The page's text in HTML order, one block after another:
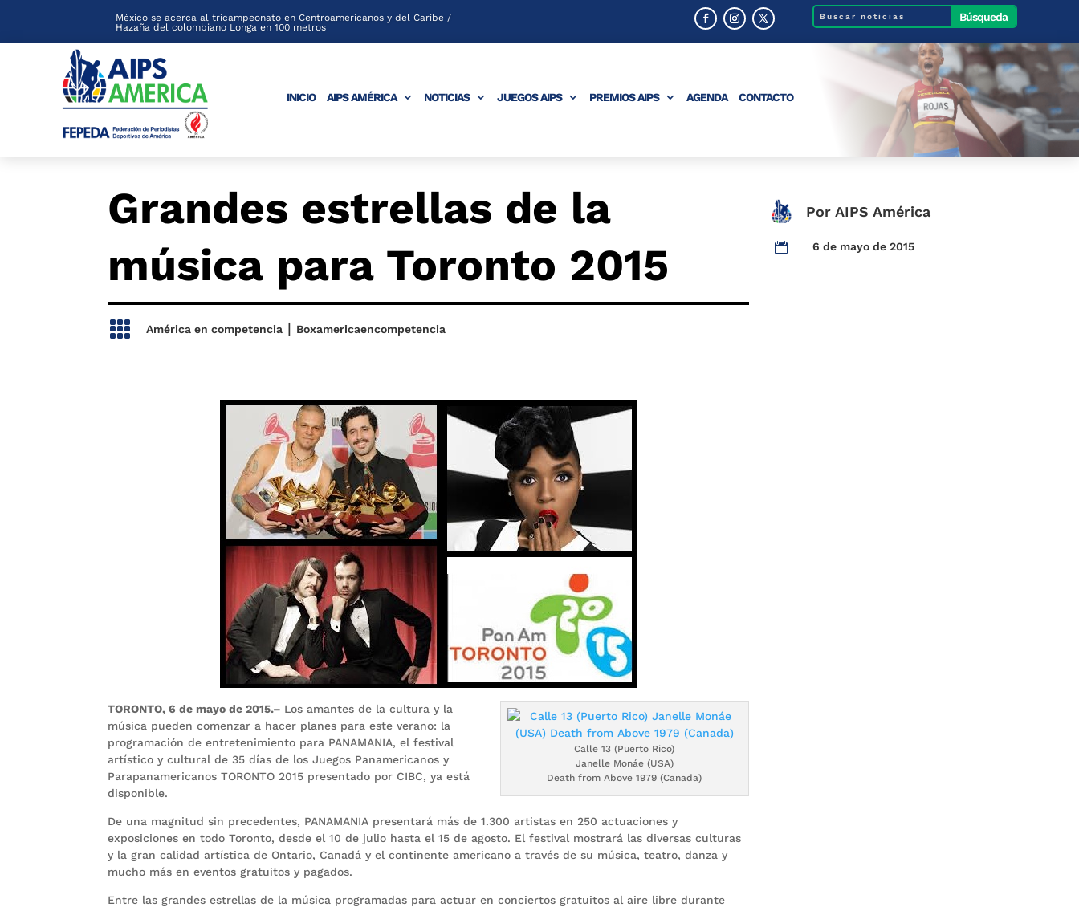
México se acerca al tricampeonato en Centroamericanos y del Caribe /
Hazaña del colombiano Longa en 100 metros
INICIO AIPS AMÉRICA NOTICIAS JUEGOS AIPS PREMIOS AIPS AGENDA CONTACTO
Grandes estrellas de la
música para Toronto 2015
 América en competencia| Boxamericaencompetencia
Por AIPS América
 6 de mayo de 2015
Calle 13 (Puerto Rico)
Janelle Monáe (USA)
Death from Above 1979 (Canada)
TORONTO, 6 de mayo de 2015.– Los amantes de la cultura y la
música pueden comenzar a hacer planes para este verano: la
programación de entretenimiento para PANAMANIA, el festival
artístico y cultural de 35 días de los Juegos Panamericanos y
Parapanamericanos TORONTO 2015 presentado por CIBC, ya está
disponible.
De una magnitud sin precedentes, PANAMANIA presentará más de 1.300 artistas en 250 actuaciones y
exposiciones en todo Toronto, desde el 10 de julio hasta el 15 de agosto. El festival mostrará las diversas culturas
y la gran calidad artística de Ontario, Canadá y el continente americano a través de su música, teatro, danza y
mucho más en eventos gratuitos y pagados.
Entre las grandes estrellas de la música programadas para actuar en conciertos gratuitos al aire libre durante